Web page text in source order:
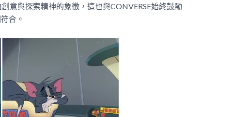
意與探索精神的象徵，這也與CONVERSE始終鼓勵
合。